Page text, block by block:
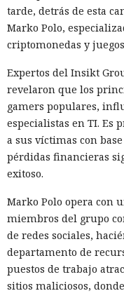
tarde, detrás de esta
Marko Polo,
criptomonedas y
Expertos del Insikt
revelaron que los
gamers populares,
especialistas en TI. Es
a sus víctimas con
pérdidas financieras
exitoso.
Marko Polo opera con
miembros del grupo
de redes sociales,
departamento de
puestos de trabajo
sitios maliciosos,